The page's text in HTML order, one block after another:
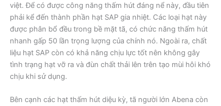
việt. Để có được công năng thấm hút đáng nể này, đầu tiên
phải kể đến thành phần hạt SAP gia nhiệt. Các loại hạt này
được phân bổ đều trong bề mặt tã, có chức năng thấm hút
nhanh gấp 50 lần trọng lượng của chính nó. Ngoài ra, chất
liệu hạt SAP còn có khả năng chịu lực tốt nên không gây
tình trạng hạt vỡ ra và đùn chất thải lên trên tạo mùi hôi khó
chịu khi sử dụng.
Bên cạnh các hạt thấm hút diệu kỳ, tã người lớn Abena còn